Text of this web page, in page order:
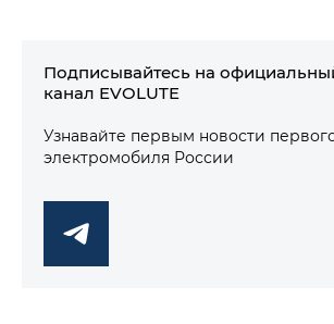
Подписывайтесь на
канал EVOLUTE
Узнавайте первым новости
электромобиля России